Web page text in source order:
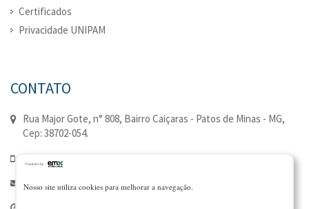
Certificados
Privacidade UNIPAM
CONTATO
Rua Major Gote, n° 808, Bairro Caiçaras - Patos de Minas - MG,
Cep: 38702-054.
(34) 3823-0352 | (34) 3823-0335
extensao@unipam.edu.br
Nosso site utiliza cookies para melhorar a navegação.